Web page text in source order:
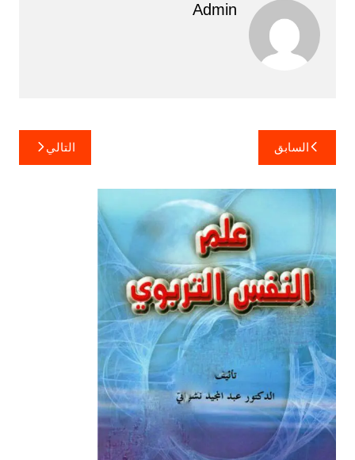
Admin
تصفّح
المقالات
السابق التالي